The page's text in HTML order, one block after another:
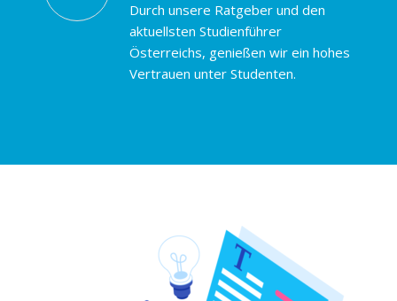
Durch unsere Ratgeber und den
aktuellsten Studienführer
Österreichs, genießen wir ein hohes
Vertrauen unter Studenten.